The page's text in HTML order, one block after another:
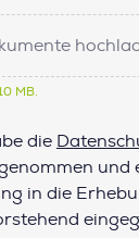
MB.
die
und
in die